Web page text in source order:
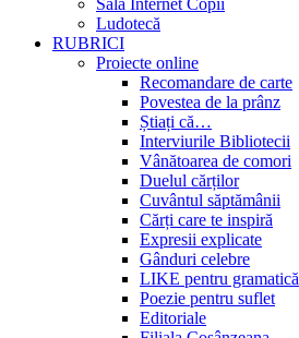
Sală Internet Copii
Ludotecă
RUBRICI
Proiecte online
Recomandare de carte
Povestea de la prânz
Știați că…
Interviurile Bibliotecii
Vânătoarea de comori
Duelul cărților
Cuvântul săptămânii
Cărți care te inspiră
Expresii explicate
Gânduri celebre
LIKE pentru gramatică
Poezie pentru suflet
Editoriale